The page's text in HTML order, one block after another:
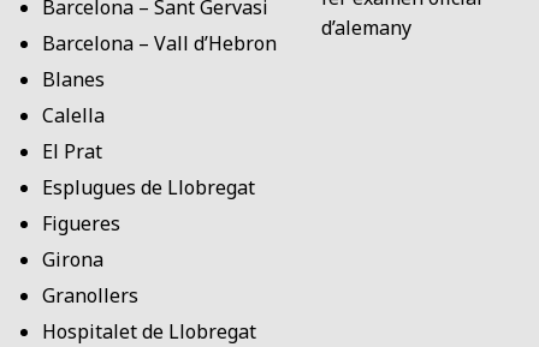
d’alemany
Barcelona – Sant Gervasi
Barcelona – Vall d’Hebron
Blanes
Calella
El Prat
Esplugues de Llobregat
Figueres
Girona
Granollers
Hospitalet de Llobregat